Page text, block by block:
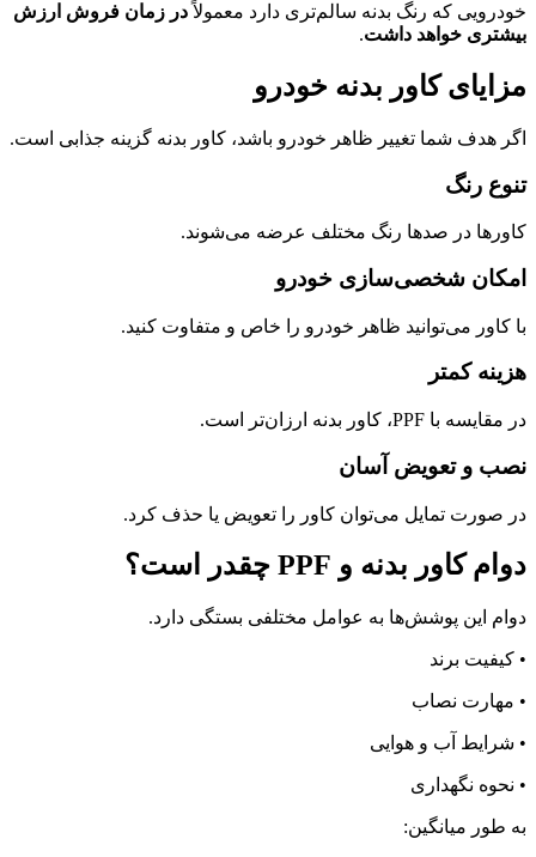
خودرویی که رنگ بدنه سالم‌تری دارد معمولاًدر زمان فروش ارزش
بیشتری خواهد داشت.
مزایای کاور بدنه خودرو
اگر هدف شما تغییر ظاهر خودرو باشد، کاور بدنه گزینه جذابی است.
تنوع رنگ
کاورها در صدها رنگ مختلف عرضه می‌شوند.
امکان شخصی‌سازی خودرو
با کاور می‌توانید ظاهر خودرو را خاص و متفاوت کنید.
هزینه کمتر
در مقایسه با PPF، کاور بدنه ارزان‌تر است.
نصب و تعویض آسان
در صورت تمایل می‌توان کاور را تعویض یا حذف کرد.
دوام کاور بدنه و PPF چقدر است؟
دوام این پوشش‌ها به عوامل مختلفی بستگی دارد.
• کیفیت برند
• مهارت نصاب
• شرایط آب و هوایی
• نحوه نگهداری
به طور میانگین: